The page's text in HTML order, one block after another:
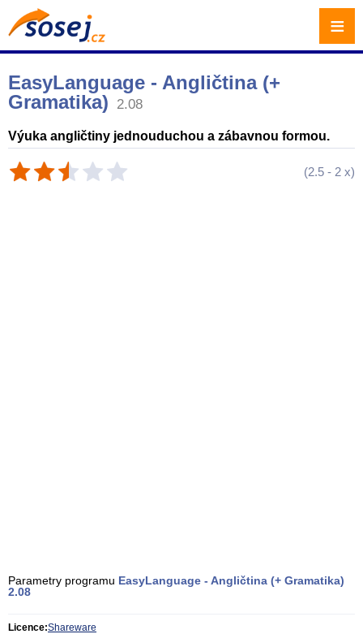
EasyLanguage - Angličtina (+
Gramatika)
2.08
Výuka angličtiny jednouduchou a zábavnou formou.
(2.5 - 2 x)
Parametry programu EasyLanguage - Angličtina (+ Gramatika)
2.08
Licence:Shareware
≡